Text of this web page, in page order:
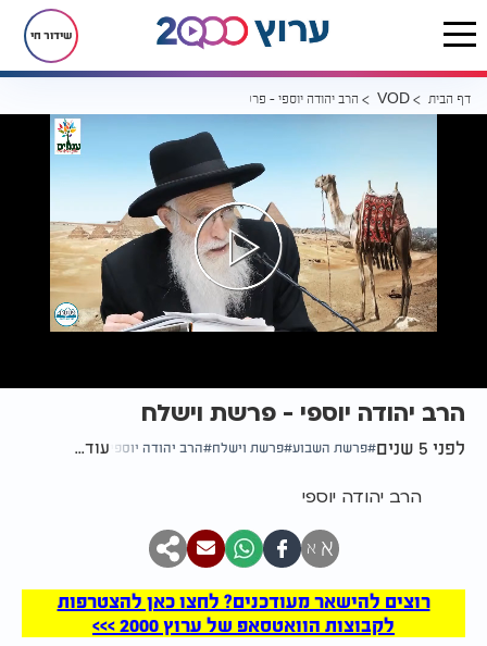
שידור חי
דף הבית VOD הרב יהודה יוספי - פרשת וישלח
הרב יהודה יוספי - פרשת וישלח
לפני 5 שנים פרשת השבוע פרשת וישלח הרב יהודה יוספי עוד...
הרב יהודה יוספי
א א
רוצים להישאר מעודכנים? לחצו כאן להצטרפות
לקבוצות הוואטסאפ של ערוץ 2000 >>>